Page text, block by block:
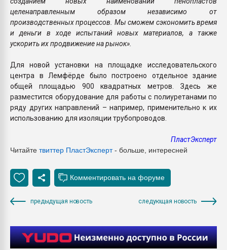
целенаправленным образом независимо от
производственных процессов. Мы сможем сэкономить время
и деньги в ходе испытаний новых материалов, а также
ускорить их продвижение на рынок».
Для новой установки на площадке исследовательского
центра в Лемфёрде было построено отдельное здание
общей площадью 900 квадратных метров. Здесь же
разместится оборудование для работы с полиуретанами по
ряду других направлений – например, применительно к их
использованию для изоляции трубопроводов.
ПластЭксперт
Читайте твиттер ПластЭксперт- больше, интересней
предыдущая новость следующая новость